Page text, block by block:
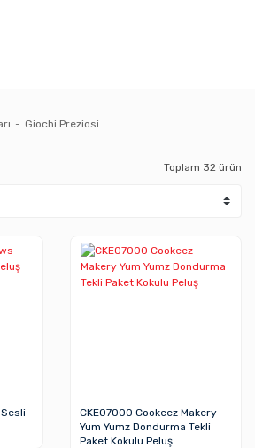
Giochi Preziosi
Toplam 32 ürün
CKE07000 Cookeez Makery
Yum Yumz Dondurma Tekli
Paket Kokulu Peluş